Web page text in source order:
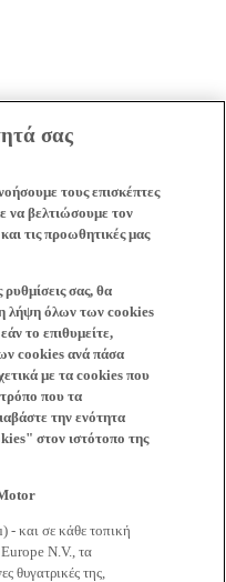
σας
τους επισκέπτες
να βελτιώσουμε τον
τις προωθητικές μας
ρυθμίσεις σας, θα
λήψη όλων των cookies
το επιθυμείτε,
cookies ανά πάσα
με τα cookies που
τρόπο που τα
την ενότητα
στον ιστότοπο της
- και σε κάθε τοπική
N.V., τα
θυγατρικές της,